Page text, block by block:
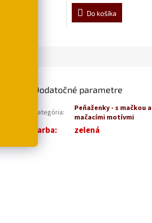
Do košíka
na
Dodatočné parametre
Kategória:
Peňaženky - s mačkou a
mačacími motívmi
Farba: zelená